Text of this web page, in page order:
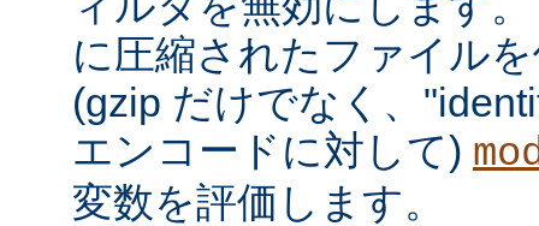
に圧縮されたファイル
(gzip だけでなく、
エンコードに対して)
変数を評価します。